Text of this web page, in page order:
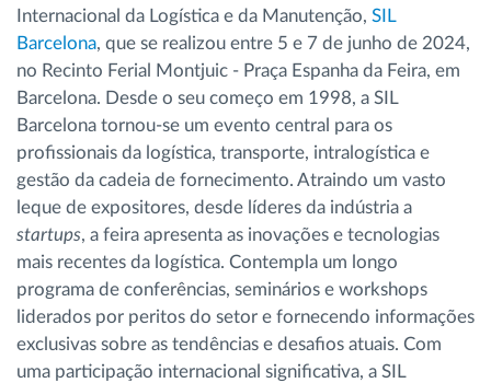
Internacional da Logística e da Manutenção, SIL
Barcelona, que se realizou entre 5 e 7 de junho de 2024,
no Recinto Ferial Montjuic - Praça Espanha da Feira, em
Barcelona. Desde o seu começo em 1998, a SIL
Barcelona tornou-se um evento central para os
profissionais da logística, transporte, intralogística e
gestão da cadeia de fornecimento. Atraindo um vasto
leque de expositores, desde líderes da indústria a
startups, a feira apresenta as inovações e tecnologias
mais recentes da logística. Contempla um longo
programa de conferências, seminários e workshops
liderados por peritos do setor e fornecendo informações
exclusivas sobre as tendências e desafios atuais. Com
uma participação internacional significativa, a SIL